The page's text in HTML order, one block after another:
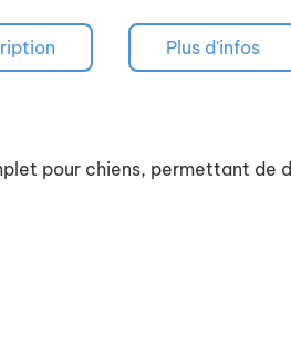
Plus d'infos
pour chiens, permettant